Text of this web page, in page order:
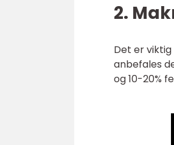
2.
Det er
anbefales
og 10-20%